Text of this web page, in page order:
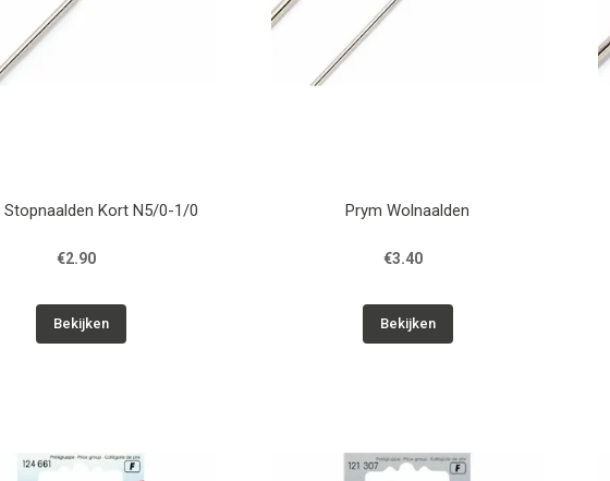
Stopnaalden Kort N5/0-1/0
€2.90
Bekijken
Prym Wolnaalden
€3.40
Bekijken